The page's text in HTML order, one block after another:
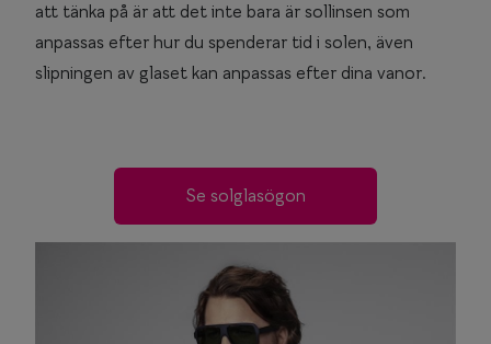
att tänka på är att det inte bara är sollinsen som
anpassas efter hur du spenderar tid i solen, även
slipningen av glaset kan anpassas efter dina vanor.
Se solglasögon